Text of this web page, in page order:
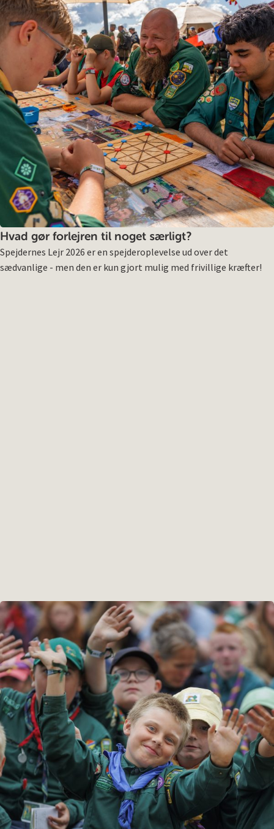
Hvad gør forlejren til noget særligt?
Spejdernes Lejr 2026 er en spejderoplevelse ud over det
sædvanlige - men den er kun gjort mulig med frivillige kræfter!